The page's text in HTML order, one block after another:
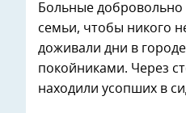
Больные добровольно
семьи, чтобы никого
доживали дни в
покойниками. Через
находили усопших в